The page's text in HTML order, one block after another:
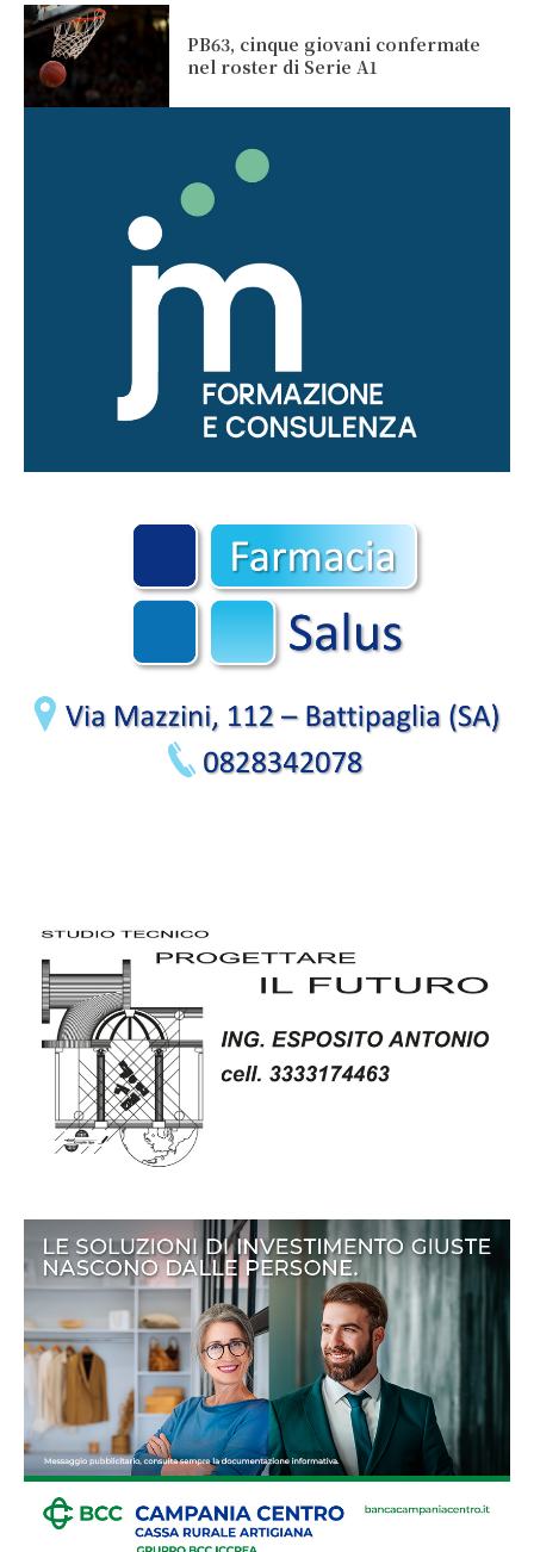
PB63, cinque giovani confermate
nel roster di Serie A1